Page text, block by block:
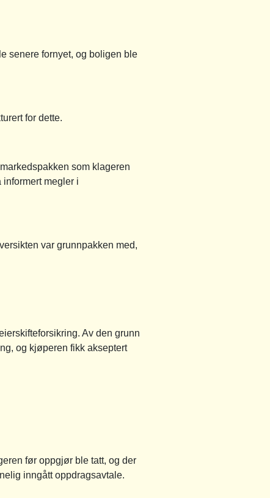
senere fornyet, og boligen ble
for dette.
som klageren
megler i
var grunnpakken med,
Av den grunn
og kjøperen fikk akseptert
før oppgjør ble tatt, og der
inngått oppdragsavtale.